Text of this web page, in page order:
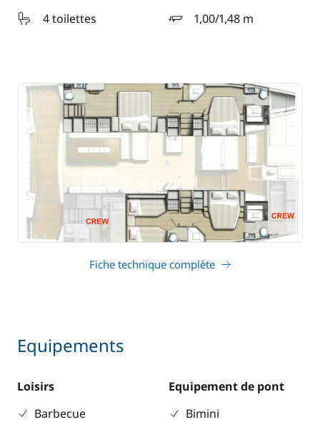
4 toilettes
1,00/1,48 m
tirant d'eau
Fiche technique complète
Equipements
Loisirs
Barbecue
Equipement de pont
Bimini